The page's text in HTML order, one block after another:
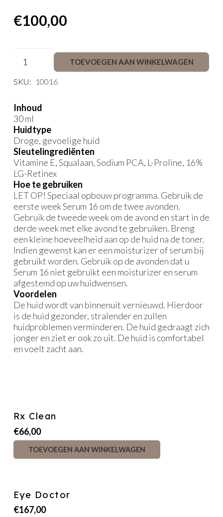
€100,00
TOEVOEGEN AAN WINKELWAGEN
SKU: 10016
Inhoud
30 ml
Huidtype
Droge, gevoelige huid
Sleutelingrediënten
Vitamine E, Squalaan, Sodium PCA, L-Proline, 16%
LG-Retinex
Hoe te gebruiken
LET OP! Speciaal opbouw programma. Gebruik de
eerste week Serum 16 om de twee avonden.
Gebruik de tweede week om de avond en start in de
derde week met elke avond te gebruiken. Breng
een kleine hoeveelheid aan op de huid na de toner.
Indien gewenst kan er een moisturizer of serum bij
gebruikt worden. Gebruik op de avonden dat u
Serum 16 niet gebruikt een moisturizer en serum
afgestemd op uw huidwensen.
Voordelen
De huid wordt van binnenuit vernieuwd. Hierdoor
is de huid gezonder, stralender en zullen
huidproblemen verminderen. De huid gedraagt zich
jonger en ziet er ook zo uit. De huid is comfortabel
en voelt zacht aan.
Rx Clean
€66,00
TOEVOEGEN AAN WINKELWAGEN
Eye Doctor
€167,00